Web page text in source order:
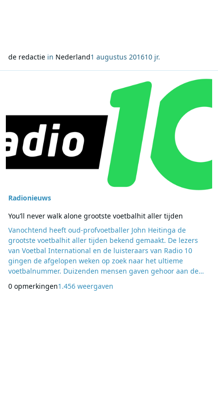
de redactiein Nederland1 augustus 201610 jr.
Radionieuws
You’ll never walk alone grootste voetbalhit aller tijden
Vanochtend heeft oud-profvoetballer John Heitinga de
grootste voetbalhit aller tijden bekend gemaakt. De lezers
van Voetbal International en de luisteraars van Radio 10
gingen de afgelopen weken op zoek naar het ultieme
voetbalnummer. Duizenden mensen gaven gehoor aan de
opgenomen You’ll never walk alone van Gerry & The
0 opmerkingen1.456 weergaven